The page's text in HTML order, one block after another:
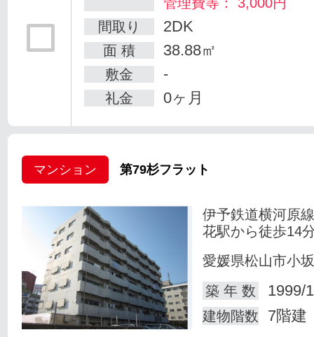
間取り
2DK
面 積 38.88㎡
敷金 -
礼金 0ヶ月
マンション 第79杉フラット
伊予鉄道横河原
花駅から徒歩14
愛媛県松山市小坂
築 年 数
1999/
建物階数 7階建